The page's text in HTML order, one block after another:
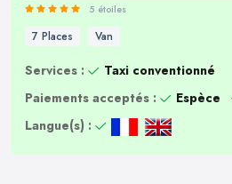
5 étoiles
7 Places Van
Services :
Taxi conventionné
Paiements acceptés :
Espèce
Langue(s) :